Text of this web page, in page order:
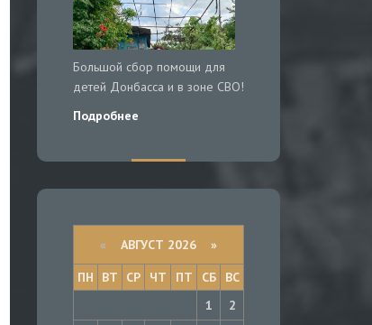
Большой сбор помощи для
детей Донбасса и в зоне СВО!
Подробнее
« АВГУСТ 2026 »
ПН
ВТ СР ЧТ ПТ СБ
ВС
1
2